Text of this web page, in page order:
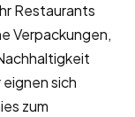
Restaurants
Verpackungen,
sich
zum